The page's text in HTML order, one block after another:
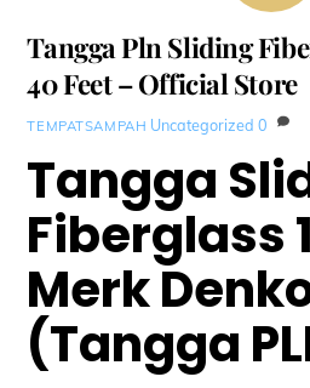
Tangga Pln Sliding
40 Feet – Official Store
TEMPATSAMPAH Uncategorized 0
Tangga
Fiberglass
Merk
(Tangga